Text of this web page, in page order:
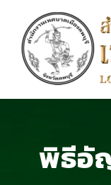
พิธีอั